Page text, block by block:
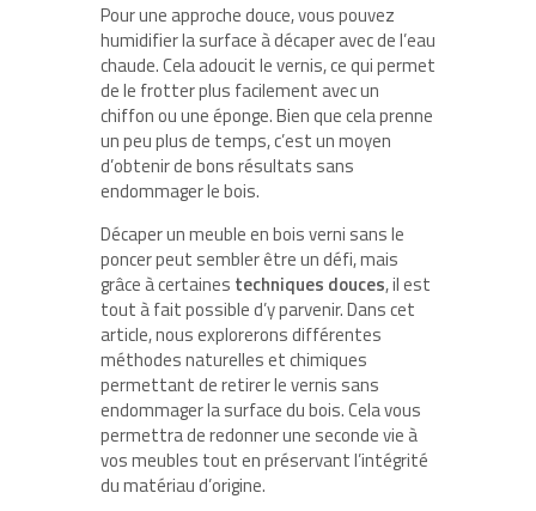
Pour une approche douce, vous pouvez
humidifier la surface à décaper avec de l’eau
chaude. Cela adoucit le vernis, ce qui permet
de le frotter plus facilement avec un
chiffon ou une éponge. Bien que cela prenne
un peu plus de temps, c’est un moyen
d’obtenir de bons résultats sans
endommager le bois.
Décaper un meuble en bois verni sans le
poncer peut sembler être un défi, mais
grâce à certaines techniques douces, il est
tout à fait possible d’y parvenir. Dans cet
article, nous explorerons différentes
méthodes naturelles et chimiques
permettant de retirer le vernis sans
endommager la surface du bois. Cela vous
permettra de redonner une seconde vie à
vos meubles tout en préservant l’intégrité
du matériau d’origine.